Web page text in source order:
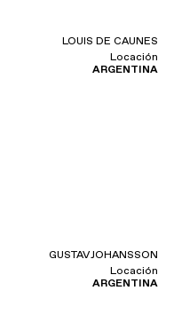
LOUIS DE CAUNES
Locación
ARGENTINA
GUSTAV JOHANSSON
Locación
ARGENTINA